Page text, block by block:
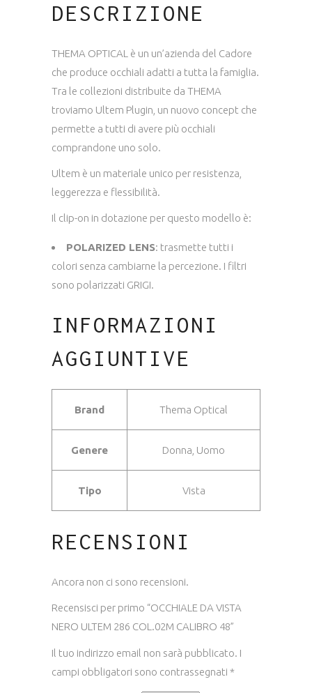
DESCRIZIONE
THEMA OPTICAL è un un’azienda del Cadore
che produce occhiali adatti a tutta la famiglia.
Tra le collezioni distribuite da THEMA
troviamo Ultem Plugin, un nuovo concept che
permette a tutti di avere più occhiali
comprandone uno solo.
Ultem è un materiale unico per resistenza,
leggerezza e flessibilità.
Il clip-on in dotazione per questo modello è:
POLARIZED LENS: trasmette tutti i
colori senza cambiarne la percezione. I filtri
sono polarizzati GRIGI.
INFORMAZIONI
AGGIUNTIVE
Brand Thema Optical
Genere Donna, Uomo
Tipo Vista
RECENSIONI
Ancora non ci sono recensioni.
Recensisci per primo “OCCHIALE DA VISTA
NERO ULTEM 286 COL.02M CALIBRO 48”
Il tuo indirizzo email non sarà pubblicato. I
campi obbligatori sono contrassegnati *